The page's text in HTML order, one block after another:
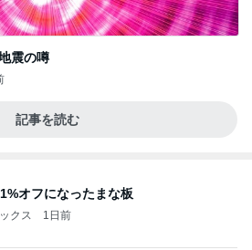
震の噂
記事を読む
オフになったまな板
クス 1日前